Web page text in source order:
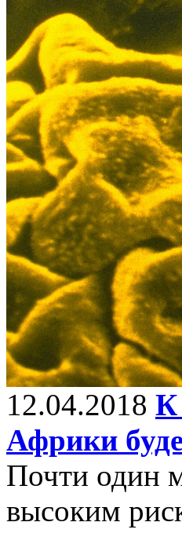
12.04.2018 К
Африки
Почти один
высоким